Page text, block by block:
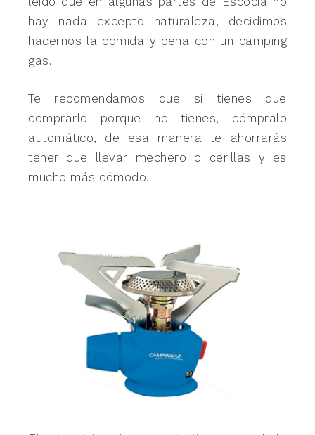
hay nada excepto naturaleza, decidimos
hacernos la comida y cena con un camping
gas.
Te recomendamos que si tienes que
comprarlo porque no tienes, cómpralo
automático, de esa manera te ahorrarás
tener que llevar mechero o cerillas y es
mucho más cómodo.